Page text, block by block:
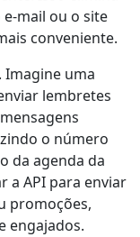
mail ou o site
conveniente.
Imagine uma
lembretes
o número
da agenda da
a API para enviar
promoções,
engajados.